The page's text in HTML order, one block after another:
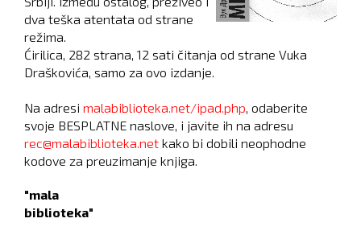
dva teška atentata od strane
režima.
Ćirilica, 282 strana, 12 sati čitanja od strane Vuka
Draškovića, samo za ovo izdanje.
Na adresi malabiblioteka.net/ipad.php, odaberite
svoje BESPLATNE naslove, i javite ih na adresu
rec@malabiblioteka.net kako bi dobili neophodne
kodove za preuzimanje knjiga.
"mala
biblioteka"